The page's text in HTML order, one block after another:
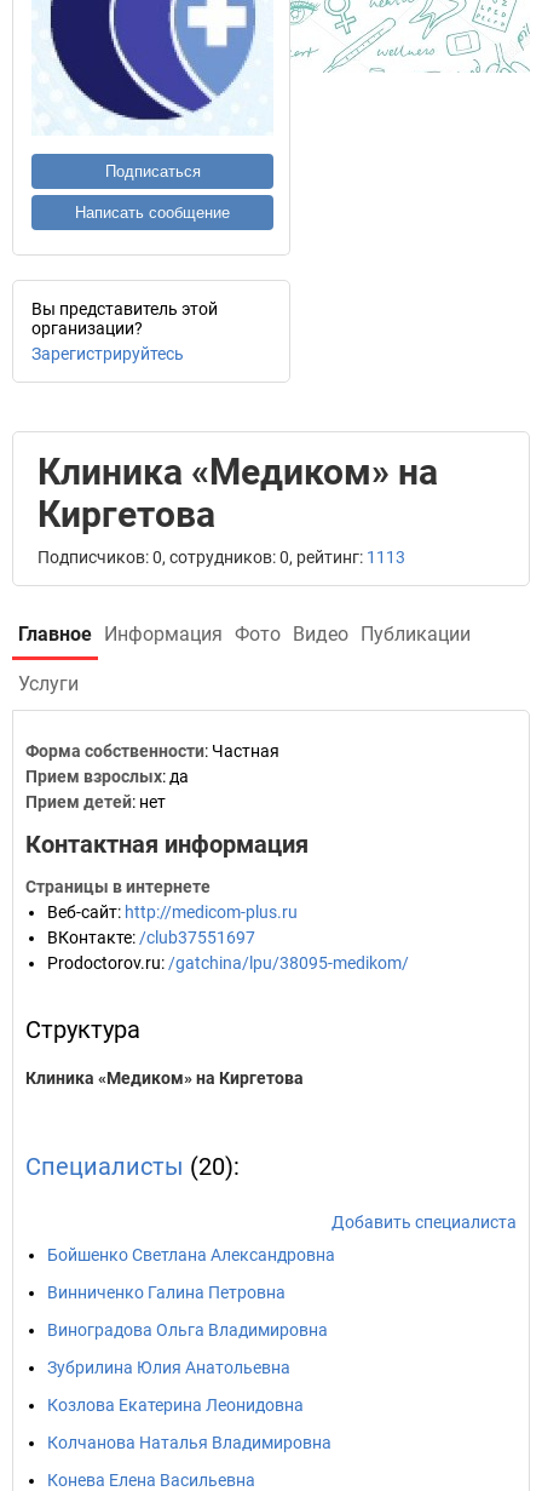
Подписаться
Написать сообщение
Вы представитель этой
организации?
Зарегистрируйтесь
Клиника «Медиком» на
Киргетова
Подписчиков: 0, сотрудников: 0, рейтинг: 1113
Главное Информация Фото Видео Публикации
Услуги
Форма собственности: Частная
Прием взрослых: да
Прием детей: нет
Контактная информация
Страницы в интернете
Веб-сайт: http://medicom-plus.ru
ВКонтакте: /club37551697
Prodoctorov.ru: /gatchina/lpu/38095-medikom/
Структура
Клиника «Медиком» на Киргетова
Специалисты (20):
Добавить специалиста
Бойшенко Светлана Александровна
Винниченко Галина Петровна
Виноградова Ольга Владимировна
Зубрилина Юлия Анатольевна
Козлова Екатерина Леонидовна
Колчанова Наталья Владимировна
Конева Елена Васильевна